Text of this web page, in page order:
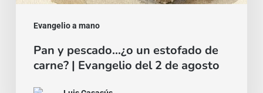
Evangelio a mano
de
agosto
Pan y pescado…¿o un estofado de
carne? | Evangelio del 2 de agosto